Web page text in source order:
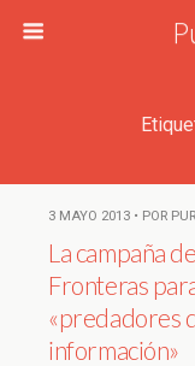
3 MAYO 2013 • POR
La campaña
Fronteras
«predadores
información»